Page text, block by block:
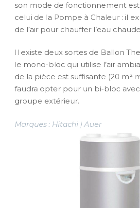
son mode de fonctionnement
celui de la Pompe à Chaleur : il
de l’air pour chauffer l’eau
Il existe deux sortes de Ballon
le mono-bloc qui utilise l’air
de la pièce est suffisante (20 m²
faudra opter pour un bi-bloc avec
groupe extérieur.
Marques : Hitachi | Auer